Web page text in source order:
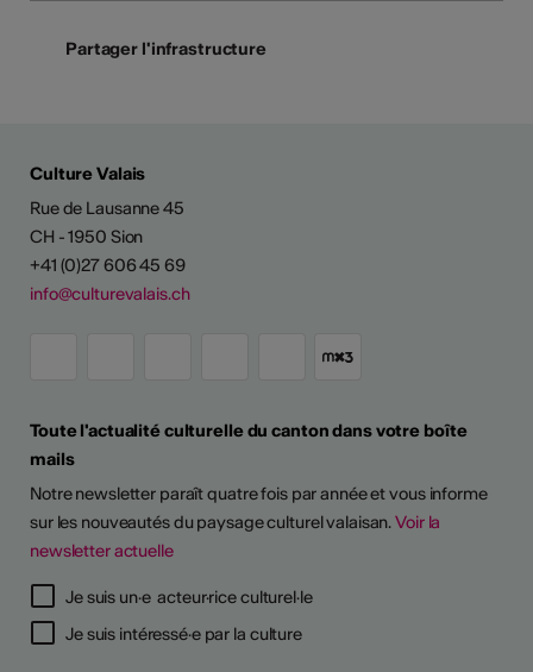
D'ARTISTES
Partager l'infrastructure
Culture Valais
Rue de Lausanne 45
CH - 1950 Sion
+41 (0)27 606 45 69
info@culturevalais.ch
Toute l'actualité culturelle du canton dans votre boîte
mails
Notre newsletter paraît quatre fois par année et vous informe
sur les nouveautés du paysage culturel valaisan.Voir la
newsletter actuelle
Je suis un·e acteur·rice culturel·le
Je suis intéressé·e par la culture